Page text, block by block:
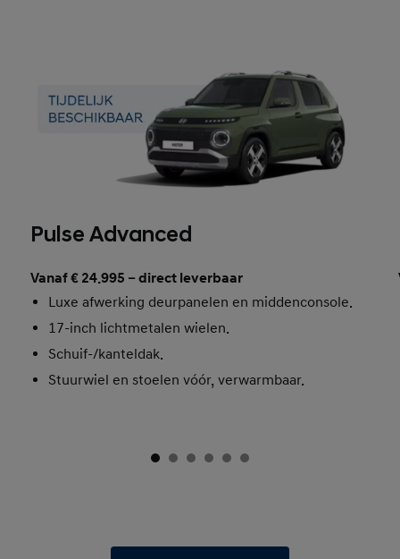
Pulse Advanced
Vanaf € 24.995 – direct leverbaar
Luxe afwerking deurpanelen en middenconsole.
17-inch lichtmetalen wielen.
Schuif-/kanteldak.
Stuurwiel en stoelen vóór, verwarmbaar.